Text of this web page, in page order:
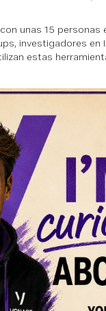
unas 15 personas
investigadores en
estas